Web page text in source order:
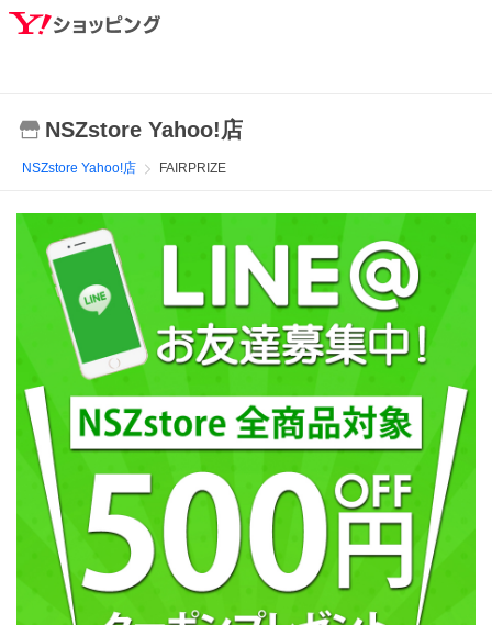
NSZstore Yahoo!店
NSZstore Yahoo!店 FAIRPRIZE